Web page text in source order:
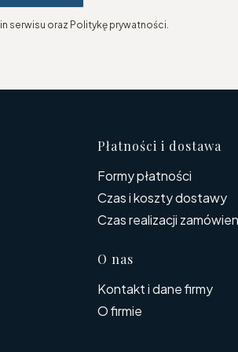
serwisu oraz Politykę prywatności.
Płatności i dostawa
Formy płatności
Czas i koszty dostawy
Czas realizacji
O nas
Kontakt i dane firmy
O firmie